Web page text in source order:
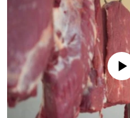
No media source